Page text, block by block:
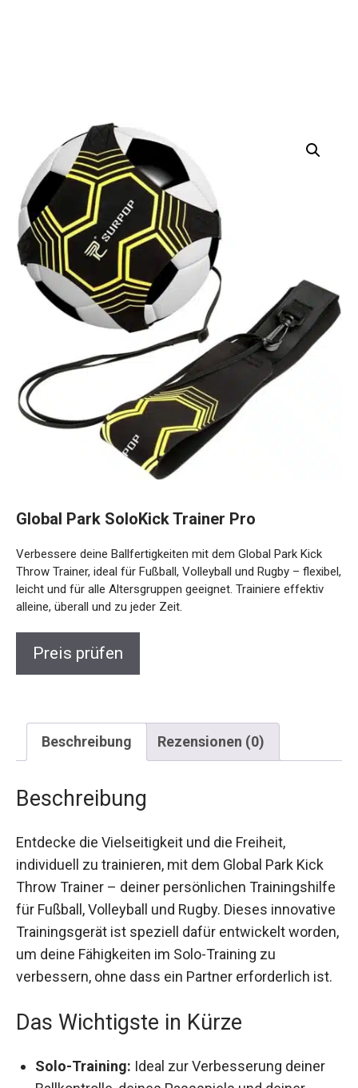
Global Park SoloKick Trainer Pro
Verbessere deine Ballfertigkeiten mit dem Global Park Kick
Throw Trainer, ideal für Fußball, Volleyball und Rugby –
flexibel, leicht und für alle Altersgruppen geeignet. Trainiere
effektiv alleine, überall und zu jeder Zeit.
Preis prüfen
Beschreibung Rezensionen (0)
Beschreibung
Entdecke die Vielseitigkeit und die Freiheit,
individuell zu trainieren, mit dem Global Park Kick
Throw Trainer – deiner persönlichen
Trainingshilfe für Fußball, Volleyball und Rugby.
Dieses innovative Trainingsgerät ist speziell
dafür entwickelt worden, um deine Fähigkeiten im
Solo-Training zu verbessern, ohne dass ein
Das Wichtigste in Kürze